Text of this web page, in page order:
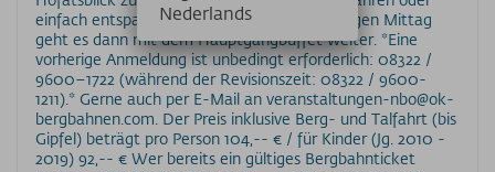
einfach entspannt in der Sonne zu liegen. Gegen Mittag
geht es dann mit dem Hauptgangbuffet weiter. *Eine
vorherige Anmeldung ist unbedingt erforderlich: 08322 /
9600–1722 (während der Revisionszeit: 08322 / 9600-
1211).* Gerne auch per E-Mail an veranstaltungen-nbo@ok-
bergbahnen.com. Der Preis inklusive Berg- und Talfahrt (bis
Gipfel) beträgt pro Person 104,-- € / für Kinder (Jg. 2010 -
2019) 92,-- € Wer bereits ein gültiges Bergbahnticket
Nederlands